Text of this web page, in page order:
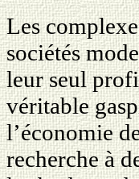
Les
sociétés
leur seul
véritable
l’économie
recherche à